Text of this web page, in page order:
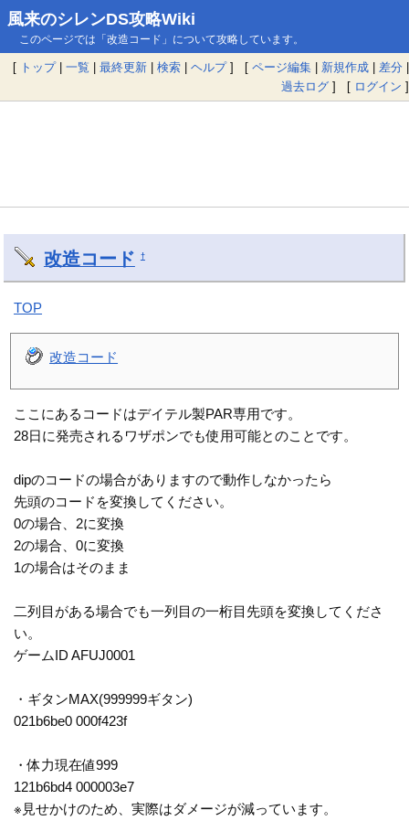
風来のシレンDS攻略Wiki
このページでは「改造コード」について攻略しています。
[ トップ| 一覧 | 最終更新 | 検索 | ヘルプ] [ ページ編集 | 新規作成 | 差分 |
過去ログ ] [ ログイン ]
改造コード †
TOP
改造コード
ここにあるコードはデイテル製PAR専用です。
28日に発売されるワザポンでも使用可能とのことです。
dipのコードの場合がありますので動作しなかったら
先頭のコードを変換してください。
0の場合、2に変換
2の場合、0に変換
1の場合はそのまま
二列目がある場合でも一列目の一桁目先頭を変換してくださ
い。
ゲームID AFUJ0001
・ギタンMAX(999999ギタン)
021b6be0 000f423f
・体力現在値999
121b6bd4 000003e7
※見せかけのため、実際はダメージが減っています。